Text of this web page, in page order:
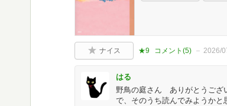
ナイス ★9 コメント(5) 2026/
はる
野鳥の庭さん ありがとうござ
で、そのうち読んでみようか